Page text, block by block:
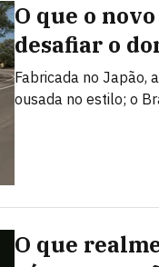
O que o
desafiar o
Fabricada no Japão,
ousada no estilo; o
O que